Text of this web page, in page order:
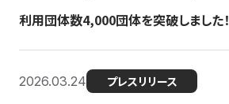
利用団体数4,000団体を突破しました！
2026.03.24 プレスリリース